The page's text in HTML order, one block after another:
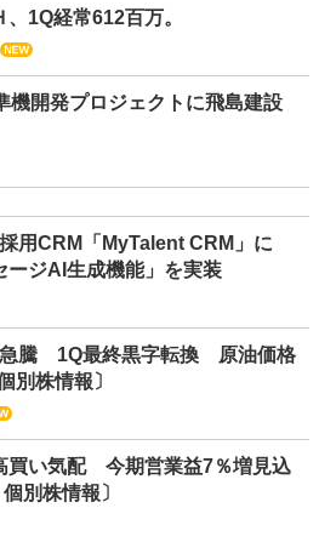
、1Q経常612百万。
機開発プロジェクトに飛島建設
用CRM「MyTalent CRM」に
ージAI生成機能」を実装
急騰 1Q最終黒字転換 原油価格
別株情報〕
買い気配 今期営業益7％増見込
別株情報〕